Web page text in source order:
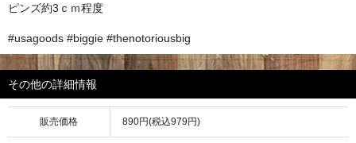
ピンズ約3ｃｍ程度
#usagoods #biggie #thenotoriousbig
その他の詳細情報
販売価格 890円(税込979円)